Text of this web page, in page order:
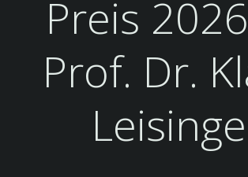
Preis
Prof. Dr.